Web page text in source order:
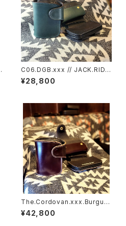
C06.DGB.xxx // JACK.RIDE.
SSW
¥28,800
The.Cordovan.xxx.Burgun
dy.Edition// JACK.RIDE.SS
W
¥42,800